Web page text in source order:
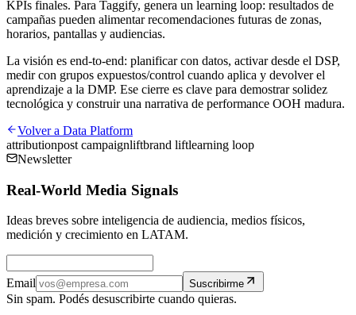
KPIs finales. Para Taggify, genera un learning loop: resultados de
campañas pueden alimentar recomendaciones futuras de zonas,
horarios, pantallas y audiencias.
La visión es end-to-end: planificar con datos, activar desde el DSP,
medir con grupos expuestos/control cuando aplica y devolver el
aprendizaje a la DMP. Ese cierre es clave para demostrar solidez
tecnológica y construir una narrativa de performance OOH madura.
Volver a Data Platform
attributionpost campaignliftbrand liftlearning loop
Newsletter
Real-World Media Signals
Ideas breves sobre inteligencia de audiencia, medios físicos,
medición y crecimiento en LATAM.
Email Suscribirme
Sin spam. Podés desuscribirte cuando quieras.